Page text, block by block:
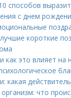
способов
с днем
короткие
как это влияет на
какая
что